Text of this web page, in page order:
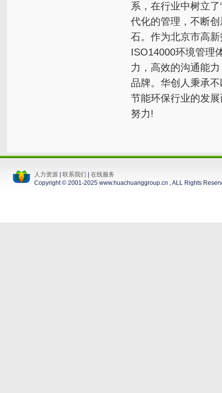
系，在行业中树立
代化的管理，不断
石。作为北京市高
ISO14000环境管理
力，高效的沟通能
品牌。华创人秉承
节能环保行业的发
努力!
人力资源 联系我们
在线服务
Copyright © 2001-2025 www.huachuanggroup.cn , ALL Rights